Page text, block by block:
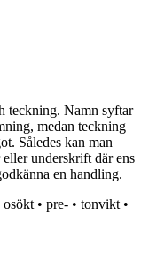
teckning. Namn syftar
medan teckning
Således kan man
underskrift där ens
en handling.
osökt • pre- • tonvikt •